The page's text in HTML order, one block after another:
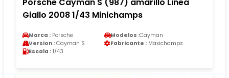
Giallo 2008 1/43 Minichamps
Marca : Porsche Modelos :Cayman
Version : Cayman S Fabricante : Maxichamps
Escala : 1/43